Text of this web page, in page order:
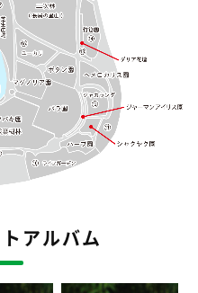
アルバム